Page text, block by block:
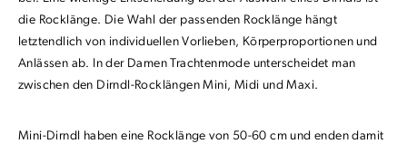
die Rocklänge. Die Wahl der passenden Rocklänge hängt
letztendlich von individuellen Vorlieben, Körperproportionen und
Anlässen ab. In der Damen Trachtenmode unterscheidet man
zwischen den Dirndl-Rocklängen Mini, Midi und Maxi.
Mini-Dirndl haben eine Rocklänge von 50-60 cm und enden damit